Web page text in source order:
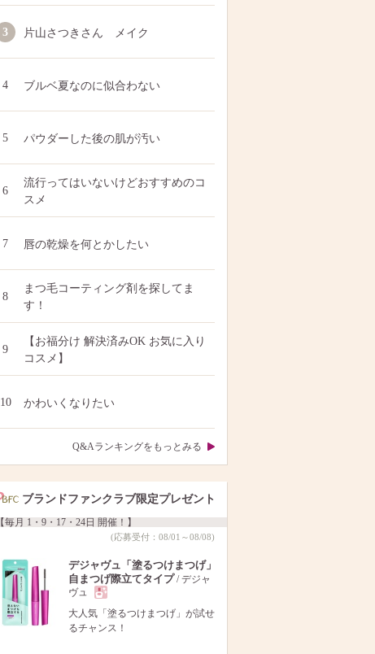
3 片山さつきさん メイク
4 ブルベ夏なのに似合わない
5 パウダーした後の肌が汚い
6
流行ってはいないけどおすすめのコ
スメ
7 唇の乾燥を何とかしたい
8
まつ毛コーティング剤を探してま
す！
9
【お福分け 解決済みOK お気に入り
コスメ】
10 かわいくなりたい
Q&Aランキングをもっとみる
ブランドファンクラブ限定プレゼント
【毎月 1・9・17・24日 開催！】
(応募受付：08/01～08/08)
デジャヴュ「塗るつけまつげ」
自まつげ際立てタイプ/ デジャ
ヴュ
現
品
大人気「塗るつけまつげ」が試せ
るチャンス！